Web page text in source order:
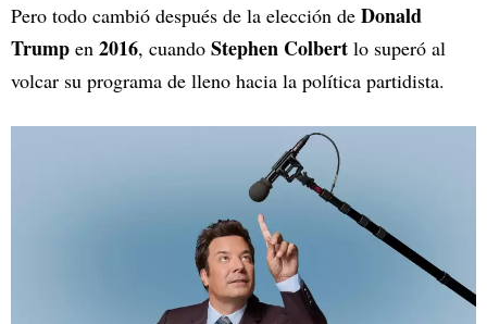
Pero todo cambió después de la elección de Donald
Trump en 2016, cuando Stephen Colbert lo superó al
volcar su programa de lleno hacia la política partidista.